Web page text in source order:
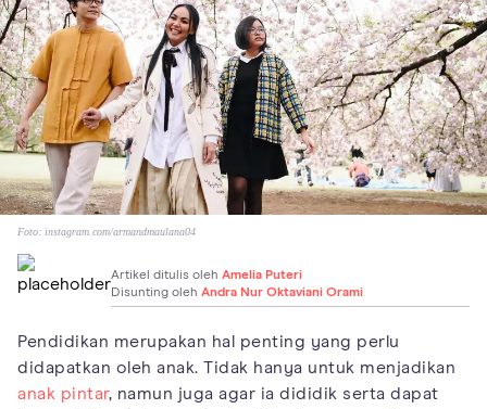
Foto: instagram.com/armandmaulana04
Artikel ditulis oleh Amelia Puteri
Disunting oleh Andra Nur Oktaviani Orami
Pendidikan merupakan hal penting yang perlu
didapatkan oleh anak. Tidak hanya untuk menjadikan
anak pintar, namun juga agar ia dididik serta dapat